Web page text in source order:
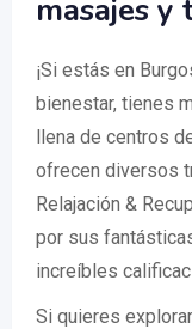
masajes y
¡Si estás en
bienestar, tienes
llena de centros
ofrecen diversos
Relajación &
por sus
increíbles
Si quieres